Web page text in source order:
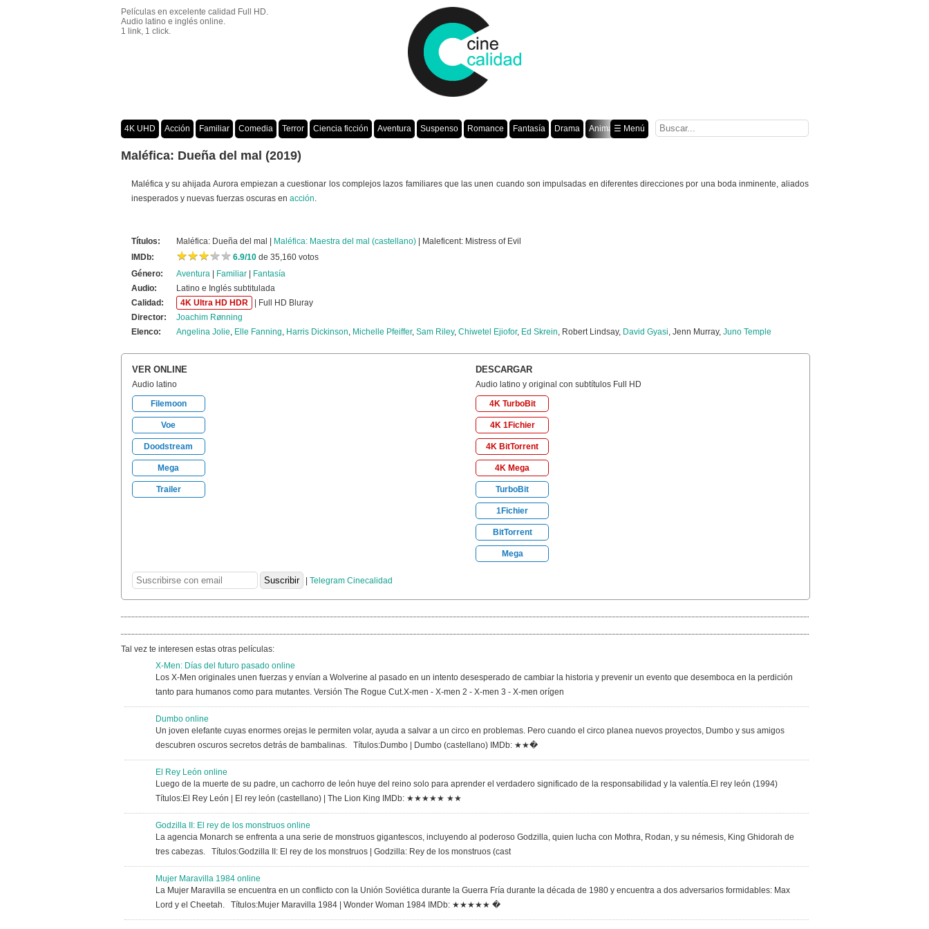
Películas en excelente calidad Full HD.
Audio latino e inglés online.
1 link, 1 click.
4K UHD Acción Familiar Comedia Terror Ciencia ficción Aventura Suspenso Romance Fantasía Drama
Animación☰ Menú
Maléfica: Dueña del mal (2019)
Maléfica y su ahijada Aurora empiezan a cuestionar los complejos lazos familiares que las unen cuando son impulsadas en diferentes direcciones por una boda inminente, aliados
inesperados y nuevas fuerzas oscuras en acción.
Títulos: Maléfica: Dueña del mal | Maléfica: Maestra del mal (castellano)| Maleficent: Mistress of Evil
IMDb:
★★★★★
★★★★★ 6.9/10de 35,160 votos
Género:
Aventura| Familiar|
Fantasía
Audio:
Latino e Inglés subtitulada
Calidad:
4K Ultra HD HDR
| Full HD Bluray
Director:
Joachim Rønning
Elenco:
Angelina Jolie, Elle Fanning, Harris Dickinson, Michelle Pfeiffer, Sam Riley, Chiwetel Ejiofor, Ed Skrein, Robert Lindsay, David Gyasi, Jenn Murray, Juno Temple
VER ONLINE
Audio latino
Filemoon
Voe
Doodstream
Mega
Trailer
DESCARGAR
Audio latino y original con subtítulos Full HD
4K TurboBit
4K 1Fichier
4K BitTorrent
4K Mega
TurboBit
1Fichier
BitTorrent
Mega
Telegram Cinecalidad
Tal vez te interesen estas otras películas:
X-Men: Días del futuro pasado online
Los X-Men originales unen fuerzas y envían a Wolverine al pasado en un intento desesperado de cambiar la historia y prevenir un evento que desemboca en la perdición
tanto para humanos como para mutantes. Versión The Rogue Cut.X-men - X-men 2 - X-men 3 - X-men orígen
Dumbo online
Un joven elefante cuyas enormes orejas le permiten volar, ayuda a salvar a un circo en problemas. Pero cuando el circo planea nuevos proyectos, Dumbo y sus amigos
descubren oscuros secretos detrás de bambalinas. Títulos:Dumbo | Dumbo (castellano) IMDb: ★★�
El Rey León online
Luego de la muerte de su padre, un cachorro de león huye del reino solo para aprender el verdadero significado de la responsabilidad y la valentía.El rey león (1994)
Títulos:El Rey León | El rey león (castellano) | The Lion King IMDb: ★★★★★ ★★
Godzilla II: El rey de los monstruos online
La agencia Monarch se enfrenta a una serie de monstruos gigantescos, incluyendo al poderoso Godzilla, quien lucha con Mothra, Rodan, y su némesis, King Ghidorah de
tres cabezas. Títulos:Godzilla II: El rey de los monstruos | Godzilla: Rey de los monstruos (cast
Mujer Maravilla 1984 online
La Mujer Maravilla se encuentra en un conflicto con la Unión Soviética durante la Guerra Fría durante la década de 1980 y encuentra a dos adversarios formidables: Max
Lord y el Cheetah. Títulos:Mujer Maravilla 1984 | Wonder Woman 1984 IMDb: ★★★★★ �